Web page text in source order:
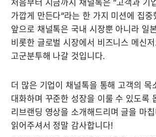
처음부터 지금까지 채널톡은 “고객과 기
가깝게 만든다“라는 한 가지 미션에 집중
앞으로 채널톡은 국내 시장뿐 아니라 일
비롯한 글로벌 시장에서 비즈니스 메신저
고군분투해 나갈 것입니다.
더 많은 기업이 채널톡을 통해 고객의 목
대화하며 꾸준한 성장을 이룰 수 있도록
리브랜딩 영상을 소개해드리며 글을 마
읽어주셔서 정말 감사합니다!